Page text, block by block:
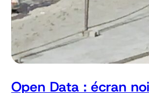
Open Data : écran